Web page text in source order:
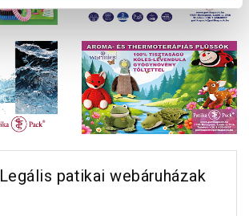
Legális patikai webáruházak